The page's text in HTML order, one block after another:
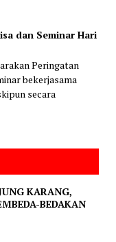
dan Seminar Hari
Peringatan
bekerjasama
secara
KARANG,
BEDAKAN